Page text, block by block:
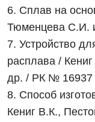
6. Сплав на
Тюменцева С.И.
7. Устройство
расплава /
др. / РК № 16937
8. Способ
Кениг В.К.,